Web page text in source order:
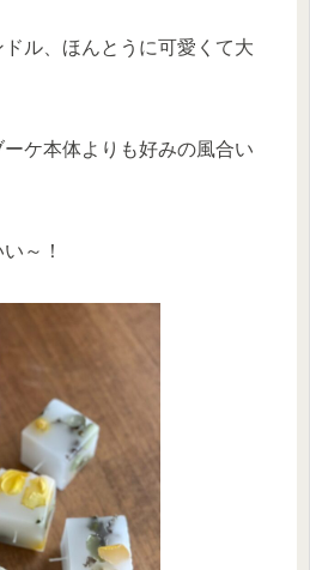
ル、ほんとうに可愛くて大
ーケ本体よりも好みの風合い
～！